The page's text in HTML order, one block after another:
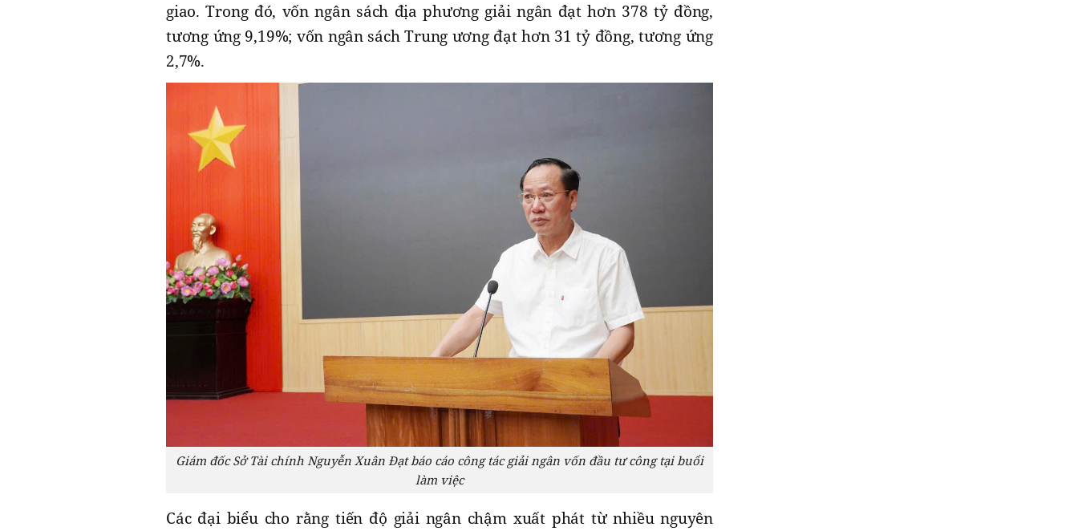
giao. Trong đó, vốn ngân sách địa phương giải ngân đạt hơn 378 tỷ đồng,
tương ứng 9,19%; vốn ngân sách Trung ương đạt hơn 31 tỷ đồng, tương ứng
2,7%.
Giám đốc Sở Tài chính Nguyễn Xuân Đạt báo cáo công tác giải ngân vốn đầu tư công tại buổi
làm việc
Các đại biểu cho rằng tiến độ giải ngân chậm xuất phát từ nhiều nguyên